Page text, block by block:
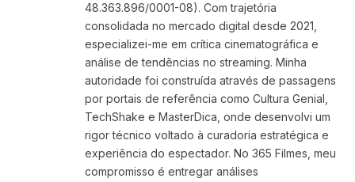
48.363.896/0001-08). Com trajetória
consolidada no mercado digital desde 2021,
especializei-me em crítica cinematográfica e
análise de tendências no streaming. Minha
autoridade foi construída através de passagens
por portais de referência como Cultura Genial,
TechShake e MasterDica, onde desenvolvi um
rigor técnico voltado à curadoria estratégica e
experiência do espectador. No 365 Filmes, meu
compromisso é entregar análises